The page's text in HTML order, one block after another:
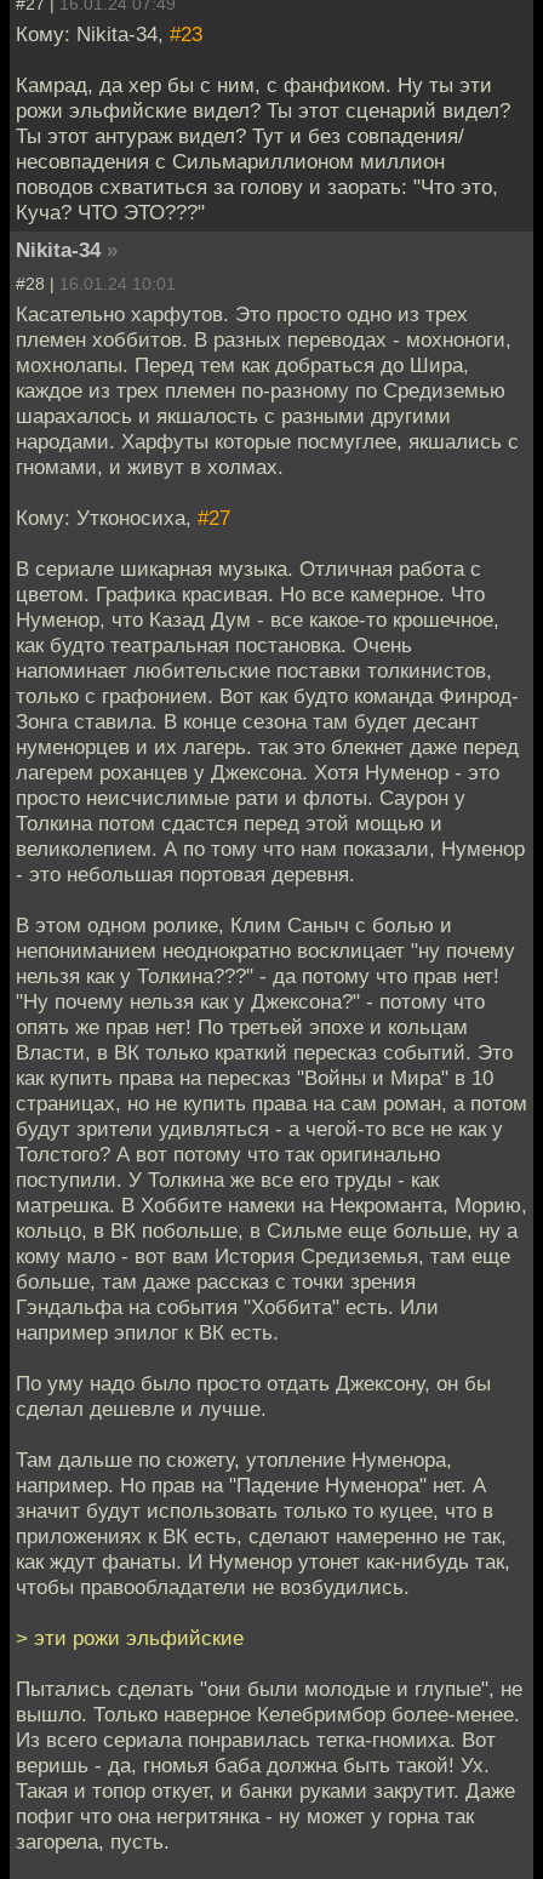
Кому: Nikita-34, #23
Камрад, да хер бы с ним, с фанфиком. Ну ты эти
рожи эльфийские видел? Ты этот сценарий видел?
Ты этот антураж видел? Тут и без совпадения/
несовпадения с Сильмариллионом миллион
поводов схватиться за голову и заорать: "Что это,
Куча? ЧТО ЭТО???"
Nikita-34 »
#28 | 16.01.24 10:01
Касательно харфутов. Это просто одно из трех
племен хоббитов. В разных переводах - мохноноги,
мохнолапы. Перед тем как добраться до Шира,
каждое из трех племен по-разному по Средиземью
шарахалось и якшалость с разными другими
народами. Харфуты которые посмуглее, якшались с
гномами, и живут в холмах.
Кому: Утконосиха, #27
В сериале шикарная музыка. Отличная работа с
цветом. Графика красивая. Но все камерное. Что
Нуменор, что Казад Дум - все какое-то крошечное,
как будто театральная постановка. Очень
напоминает любительские поставки толкинистов,
только с графонием. Вот как будто команда Финрод-
Зонга ставила. В конце сезона там будет десант
нуменорцев и их лагерь. так это блекнет даже перед
лагерем роханцев у Джексона. Хотя Нуменор - это
просто неисчислимые рати и флоты. Саурон у
Толкина потом сдастся перед этой мощью и
великолепием. А по тому что нам показали, Нуменор
- это небольшая портовая деревня.
В этом одном ролике, Клим Саныч с болью и
непониманием неоднократно восклицает "ну почему
нельзя как у Толкина???" - да потому что прав нет!
"Ну почему нельзя как у Джексона?" - потому что
опять же прав нет! По третьей эпохе и кольцам
Власти, в ВК только краткий пересказ событий. Это
как купить права на пересказ "Войны и Мира" в 10
страницах, но не купить права на сам роман, а потом
будут зрители удивляться - а чегой-то все не как у
Толстого? А вот потому что так оригинально
поступили. У Толкина же все его труды - как
матрешка. В Хоббите намеки на Некроманта, Морию,
кольцо, в ВК побольше, в Сильме еще больше, ну а
кому мало - вот вам История Средиземья, там еще
больше, там даже рассказ с точки зрения
Гэндальфа на события "Хоббита" есть. Или
например эпилог к ВК есть.
По уму надо было просто отдать Джексону, он бы
сделал дешевле и лучше.
Там дальше по сюжету, утопление Нуменора,
например. Но прав на "Падение Нуменора" нет. А
значит будут использовать только то куцее, что в
приложениях к ВК есть, сделают намеренно не так,
как ждут фанаты. И Нуменор утонет как-нибудь так,
чтобы правообладатели не возбудились.
> эти рожи эльфийские
Пытались сделать "они были молодые и глупые", не
вышло. Только наверное Келебримбор более-менее.
Из всего сериала понравилась тетка-гномиха. Вот
веришь - да, гномья баба должна быть такой! Ух.
Такая и топор откует, и банки руками закрутит. Даже
пофиг что она негритянка - ну может у горна так
загорела, пусть.